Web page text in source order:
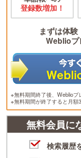
登録数増加！
まずは体験
Weblioプ
※無料期間終了後、Weblioプ
※無料期間が終了すると月額
無料会員に
検索履歴